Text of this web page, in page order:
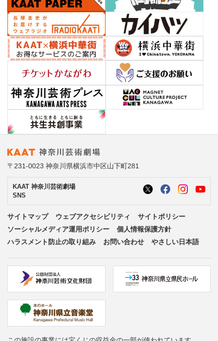
〒231-0023 神奈川県横浜市中区山下町281
KAAT 神奈川芸術劇場
SNS
サイトマップ ウェブアクセシビリティ
サイトポリシー
ソーシャルメディア運用ポリシー
個人情報保護方針
ハラスメント防止の取り組み
お問い合わせ やさしい日本語